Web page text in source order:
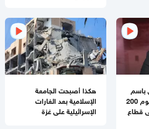
باسم
كتائب القسام في اليوم 200
قطاع
هكذا أصبحت الجامعة
الإسلامية بعد الغارات
الإسرائيلية على غزة